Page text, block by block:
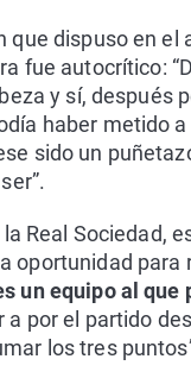
que dispuso en el
fue autocrítico:
y sí, después
haber metido
sido un
Real Sociedad,
oportunidad para
un equipo al que
a por el partido
los tres